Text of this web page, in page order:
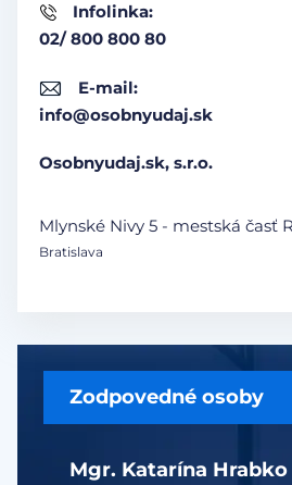
Zodpovedné osoby
Mgr. Katarína Hrabko
Infolinka:
02/ 800 800 80
E-mail:
info@osobnyudaj.sk
Osobnyudaj.sk, s.r.o.
Mlynské Nivy 5 - mestská časť
Bratislava